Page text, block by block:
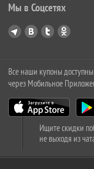
Мы в Соцсетях
Все наши купоны доступны
через Мобильное
Ищите скидки
не выходя из